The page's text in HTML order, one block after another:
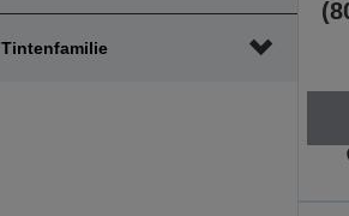
Tintenfamilie